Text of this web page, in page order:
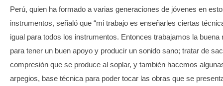
Perú, quien ha formado a varias generaciones de jóvenes en
instrumentos, señaló que “mi trabajo es enseñarles ciertas
igual para todos los instrumentos. Entonces trabajamos la buena
para tener un buen apoyo y producir un sonido sano; tratar de
compresión que se produce al soplar, y también hacemos
arpegios, base técnica para poder tocar las obras que se